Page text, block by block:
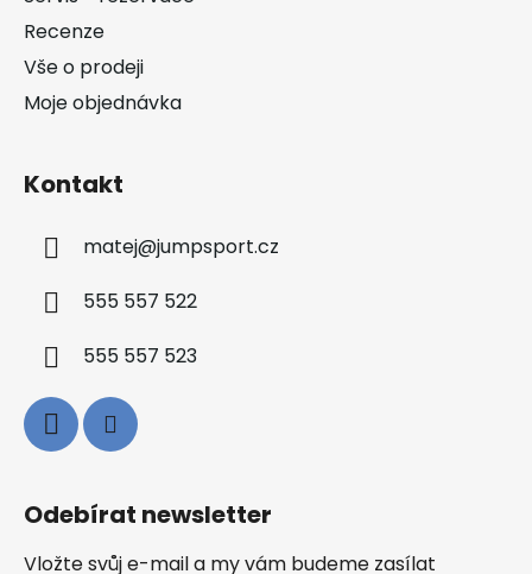
Recenze
Vše o prodeji
Moje objednávka
Kontakt
matej@jumpsport.cz
555 557 522
555 557 523
Odebírat newsletter
Vložte svůj e-mail a my vám budeme zasílat